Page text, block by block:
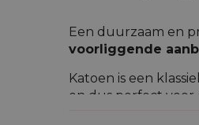
Een duurzaam en
voorliggende
Katoen is een
en dus perfect voor